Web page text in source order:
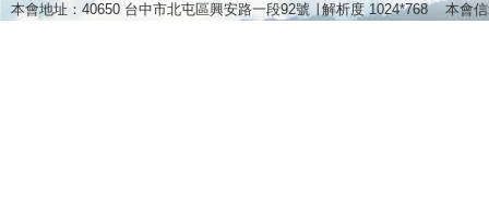
本會地址：40650 台中市北屯區興安路一段92號 ∣解析度 1024*768本會信